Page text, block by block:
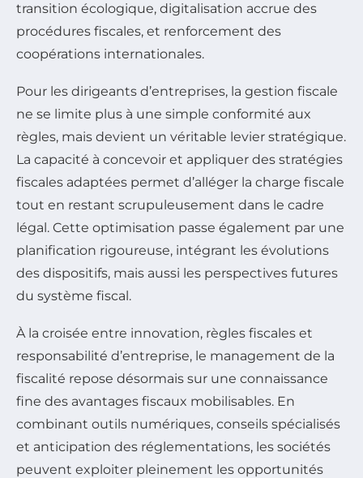
transition écologique, digitalisation accrue des
procédures fiscales, et renforcement des
coopérations internationales.
Pour les dirigeants d’entreprises, la gestion fiscale
ne se limite plus à une simple conformité aux
règles, mais devient un véritable levier stratégique.
La capacité à concevoir et appliquer des stratégies
fiscales adaptées permet d’alléger la charge fiscale
tout en restant scrupuleusement dans le cadre
légal. Cette optimisation passe également par une
planification rigoureuse, intégrant les évolutions
des dispositifs, mais aussi les perspectives futures
du système fiscal.
À la croisée entre innovation, règles fiscales et
responsabilité d’entreprise, le management de la
fiscalité repose désormais sur une connaissance
fine des avantages fiscaux mobilisables. En
combinant outils numériques, conseils spécialisés
et anticipation des réglementations, les sociétés
peuvent exploiter pleinement les opportunités